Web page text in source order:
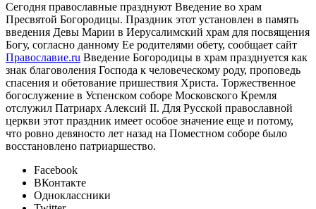
Сегодня православные празднуют Введение во храм
Пресвятой Богородицы. Праздник этот установлен в память
введения Девы Марии в Иерусалимский храм для посвящения
Богу, согласно данному Ее родителями обету, сообщает сайт
Православие.ru Введение Богородицы в храм празднуется как
знак благоволения Господа к человеческому роду, проповедь
спасения и обетование пришествия Христа. Торжественное
богослужение в Успенском соборе Московского Кремля
отслужил Патриарх Алексий II. Для Русской православной
церкви этот праздник имеет особое значение еще и потому,
что ровно девяносто лет назад на Поместном соборе было
восстановлено патриаршество.
Facebook
ВКонтакте
Одноклассники